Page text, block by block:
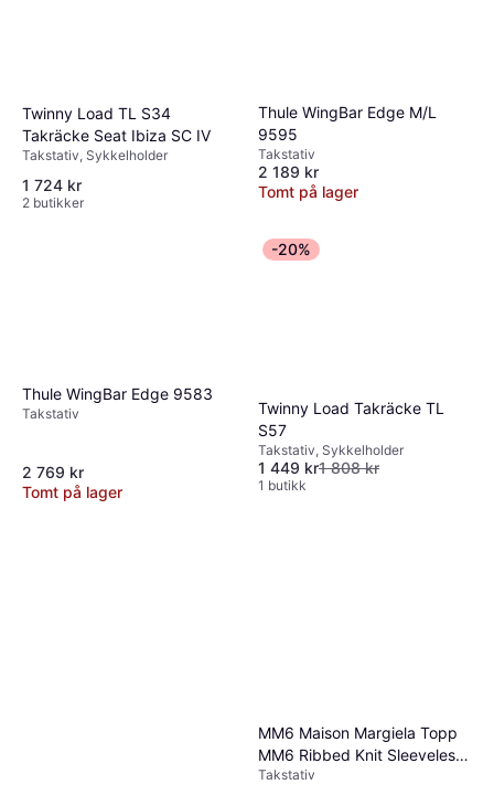
Twinny Load TL S34
Takräcke Seat Ibiza SC IV
Takstativ, Sykkelholder
1 724 kr
2 butikker
Thule WingBar Edge M/L
9595
Takstativ
2 189 kr
Tomt på lager
Thule WingBar Edge 9583
Takstativ
2 769 kr
Tomt på lager
-20%
Twinny Load Takräcke TL
S57
Takstativ, Sykkelholder
1 449 kr1 808 kr
1 butikk
MM6 Maison Margiela Topp
MM6 Ribbed Knit Sleeveless
Top Grey XS
Takstativ